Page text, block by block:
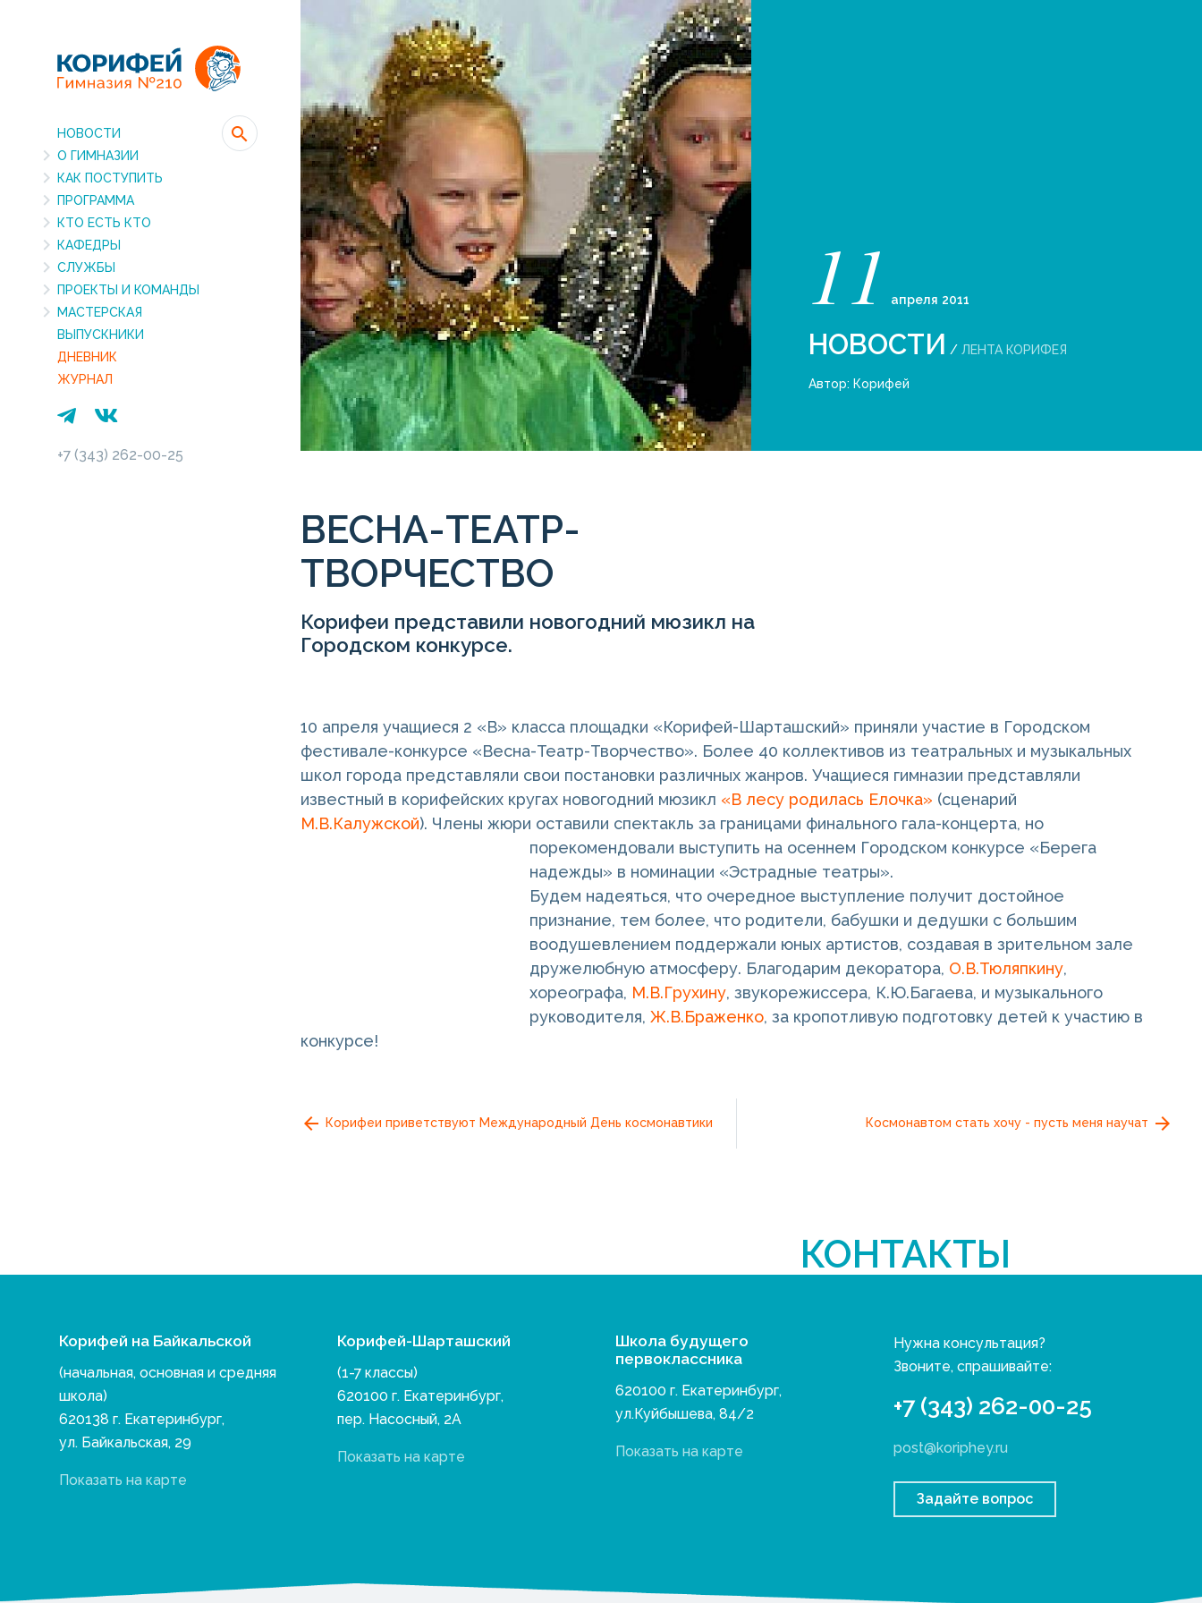
НОВОСТИ
О ГИМНАЗИИ
КАК ПОСТУПИТЬ
ПРОГРАММА
КТО ЕСТЬ КТО
КАФЕДРЫ
СЛУЖБЫ
ПРОЕКТЫ И КОМАНДЫ
МАСТЕРСКАЯ
ВЫПУСКНИКИ
ДНЕВНИК
ЖУРНАЛ
+7 (343) 262-00-25
11 апреля 2011
НОВОСТИ / ЛЕНТА КОРИФЕЯ
Автор: Корифей
ВЕСНА-ТЕАТР-
ТВОРЧЕСТВО
Корифеи представили новогодний мюзикл на
Городском конкурсе.
10 апреля учащиеся 2 «В» класса площадки «Корифей-Шарташский» приняли участие в Городском
фестивале-конкурсе «Весна-Театр-Творчество». Более 40 коллективов из театральных и музыкальных
школ города представляли свои постановки различных жанров. Учащиеся гимназии представляли
известный в корифейских кругах новогодний мюзикл «В лесу родилась Елочка» (сценарий
М.В.Калужской). Члены жюри оставили спектакль за границами финального гала-концерта, но
порекомендовали выступить на осеннем Городском конкурсе «Берега
надежды» в номинации «Эстрадные театры».
Будем надеяться, что очередное выступление получит достойное
признание, тем более, что родители, бабушки и дедушки с большим
воодушевлением поддержали юных артистов, создавая в зрительном зале
дружелюбную атмосферу. Благодарим декоратора, О.В.Тюляпкину,
хореографа, М.В.Грухину, звукорежиссера, К.Ю.Багаева, и музыкального
руководителя, Ж.В.Браженко, за кропотливую подготовку детей к участию в
конкурсе!
Корифеи приветствуют Международный День космонавтики Космонавтом стать хочу - пусть меня научат
КОНТАКТЫ
Корифей на Байкальской
(начальная, основная и средняя
школа)
620138 г. Екатеринбург,
ул. Байкальская, 29
Показать на карте
Корифей-Шарташский
(1-7 классы)
620100 г. Екатеринбург,
пер. Насосный, 2А
Показать на карте
Школа будущего
первоклассника
620100 г. Екатеринбург,
ул.Куйбышева, 84/2
Показать на карте
Нужна консультация?
Звоните, спрашивайте:
+7 (343) 262-00-25
post@koriphey.ru
Задайте вопрос